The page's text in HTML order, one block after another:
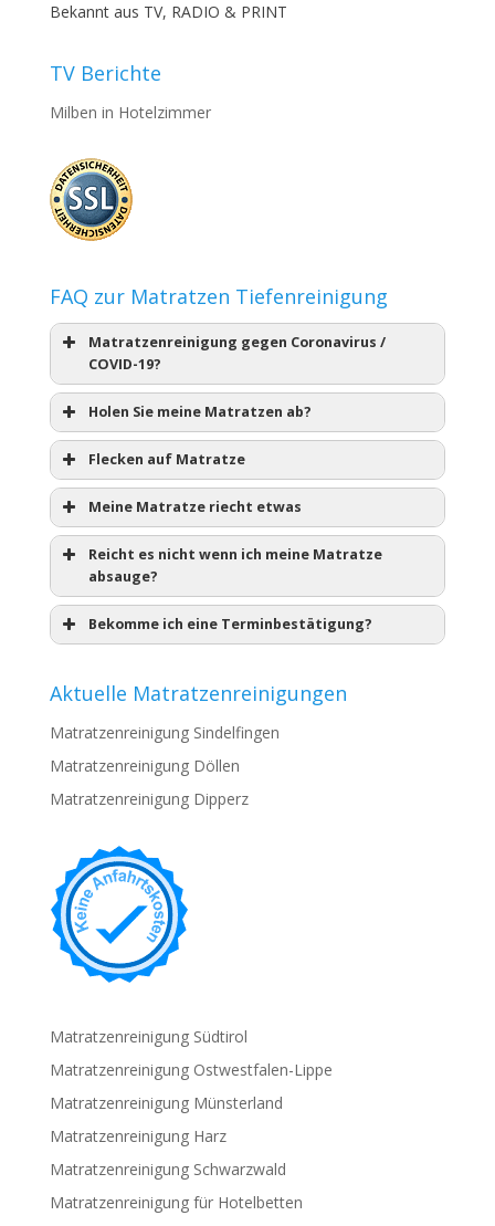
Bekannt aus TV, RADIO & PRINT
TV Berichte
Milben in Hotelzimmer
FAQ zur Matratzen Tiefenreinigung
Matratzenreinigung gegen Coronavirus /
COVID-19?
Holen Sie meine Matratzen ab?
Flecken auf Matratze
Meine Matratze riecht etwas
Reicht es nicht wenn ich meine Matratze
absauge?
Bekomme ich eine Terminbestätigung?
Aktuelle Matratzenreinigungen
Matratzenreinigung Sindelfingen
Matratzenreinigung Döllen
Matratzenreinigung Dipperz
Matratzenreinigung Südtirol
Matratzenreinigung Ostwestfalen-Lippe
Matratzenreinigung Münsterland
Matratzenreinigung Harz
Matratzenreinigung Schwarzwald
Matratzenreinigung für Hotelbetten